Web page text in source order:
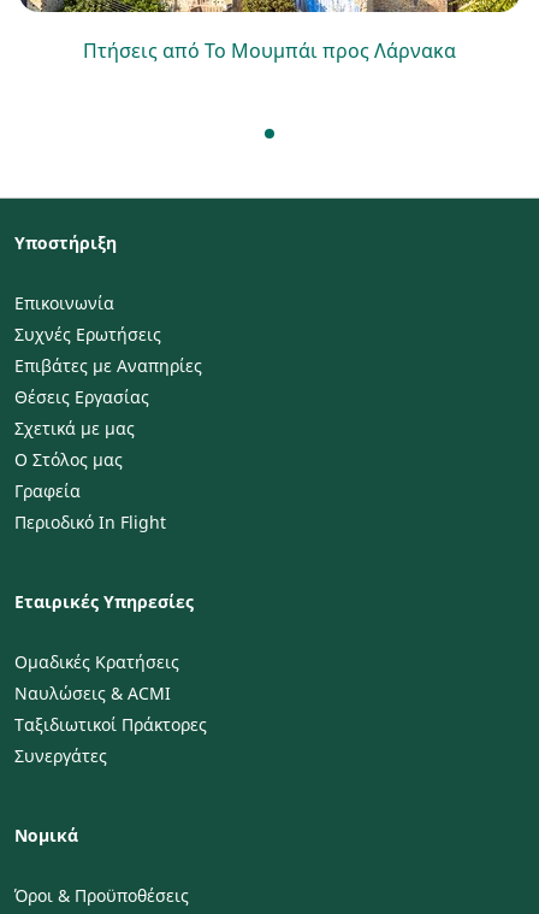
Πτήσεις από Το Μουμπάι προς Λάρνακα
Υποστήριξη
Επικοινωνία
Συχνές Ερωτήσεις
Επιβάτες με Αναπηρίες
Θέσεις Εργασίας
Σχετικά με μας
Ο Στόλος μας
Γραφεία
Περιοδικό In Flight
Εταιρικές Υπηρεσίες
Ομαδικές Κρατήσεις
Ναυλώσεις & ACMI
Ταξιδιωτικοί Πράκτορες
Συνεργάτες
Νομικά
Όροι & Προϋποθέσεις